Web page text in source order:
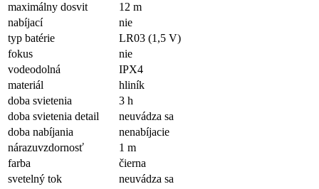
maximálny dosvit
12 m
nabíjací
nie
typ batérie
LR03 (1,5 V)
fokus
nie
vodeodolná
IPX4
materiál
hliník
doba svietenia
3 h
doba svietenia detail
neuvádza sa
doba nabíjania
nenabíjacie
nárazuvzdornosť
1 m
farba
čierna
svetelný tok
neuvádza sa